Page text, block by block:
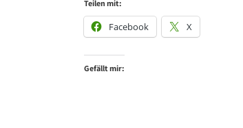
Teilen mit:
Facebook X
Gefällt mir: